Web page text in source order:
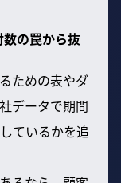
の罠から抜
ための表やダ
データで期間
ているかを追